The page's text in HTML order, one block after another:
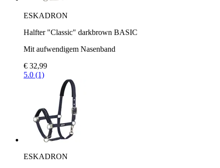
ESKADRON
Halfter "Classic" darkbrown BASIC
Mit aufwendigem Nasenband
€ 32,99
5.0 (1)
ESKADRON